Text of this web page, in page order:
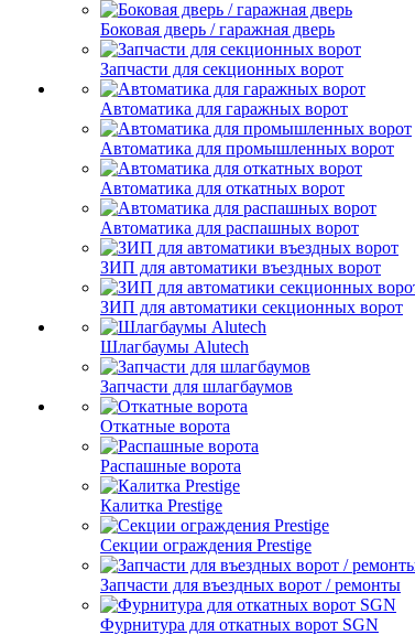
Боковая дверь / гаражная дверь
Запчасти для секционных ворот
Автоматика для гаражных ворот
Автоматика для промышленных ворот
Автоматика для откатных ворот
Автоматика для распашных ворот
ЗИП для автоматики въездных ворот
ЗИП для автоматики секционных ворот
Шлагбаумы Alutech
Запчасти для шлагбаумов
Откатные ворота
Распашные ворота
Калитка Prestige
Секции ограждения Prestige
Запчасти для въездных ворот / ремонты
Фурнитура для откатных ворот SGN